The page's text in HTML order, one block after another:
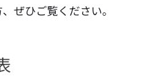
ぜひご覧ください。